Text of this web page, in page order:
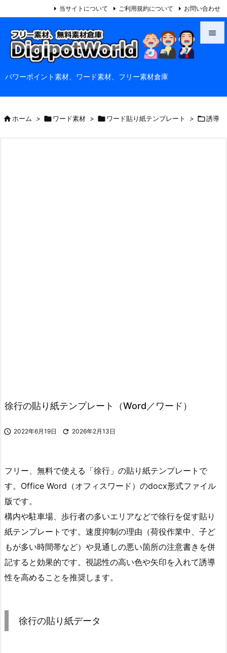
パワーポイント素材、ワード素材、フリー素材倉庫

前へ
当サイトについて ご利用規約について お問い合わせ
ホーム > ワード素材 > ワード貼り紙テンプレート > 誘導
徐行の貼り紙テンプレート（Word／ワード）
 2022年6月19日  2026年2月13日
フリー、無料で使える「徐行」の貼り紙テンプレートで
す。Office Word（オフィスワード）のdocx形式ファイル
版です。
構内や駐車場、歩行者の多いエリアなどで徐行を促す貼り
紙テンプレートです。速度抑制の理由（荷役作業中、子ど
もが多い時間帯など）や見通しの悪い箇所の注意書きを併
記すると効果的です。視認性の高い色や矢印を入れて誘導
性を高めることを推奨します。
徐行の貼り紙データ